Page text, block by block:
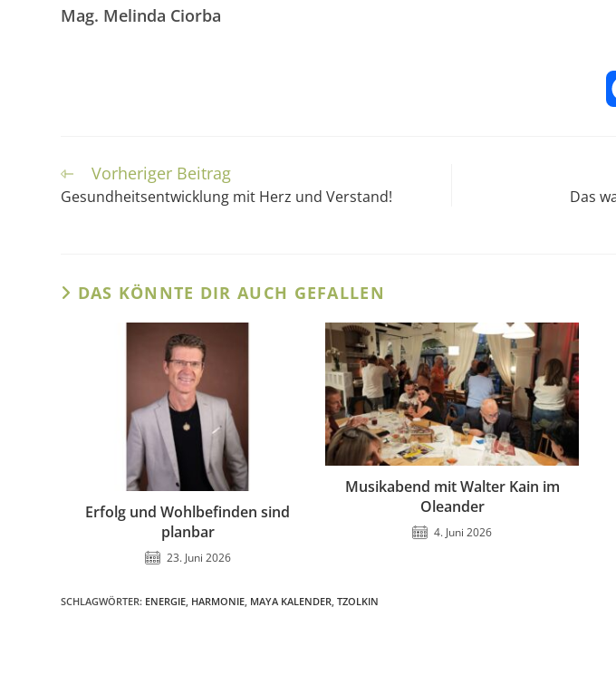
Mag. Melinda Ciorba
Weitere
Artikel
ansehen
Vorheriger Beitrag
Gesundheitsentwicklung mit Herz und Verstand!
Das
DAS KÖNNTE DIR AUCH GEFALLEN
Erfolg und Wohlbefinden sind
planbar
23. Juni 2026
Musikabend mit Walter Kain im
Oleander
4. Juni 2026
SCHLAGWÖRTER: ENERGIE, HARMONIE, MAYA KALENDER, TZOLKIN